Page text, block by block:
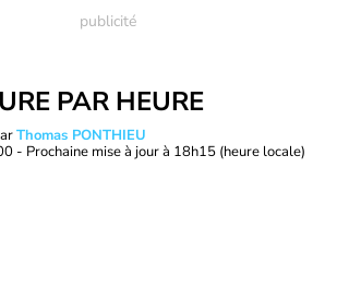
PAR HEURE
Thomas PONTHIEU
- Prochaine mise à jour à 18h15 (heure locale)